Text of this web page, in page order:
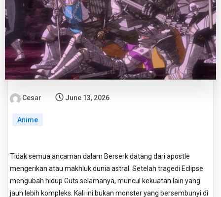
Cesar June 13, 2026
Anime
Tidak semua ancaman dalam Berserk datang dari apostle
mengerikan atau makhluk dunia astral. Setelah tragedi Eclipse
mengubah hidup Guts selamanya, muncul kekuatan lain yang
jauh lebih kompleks. Kali ini bukan monster yang bersembunyi di